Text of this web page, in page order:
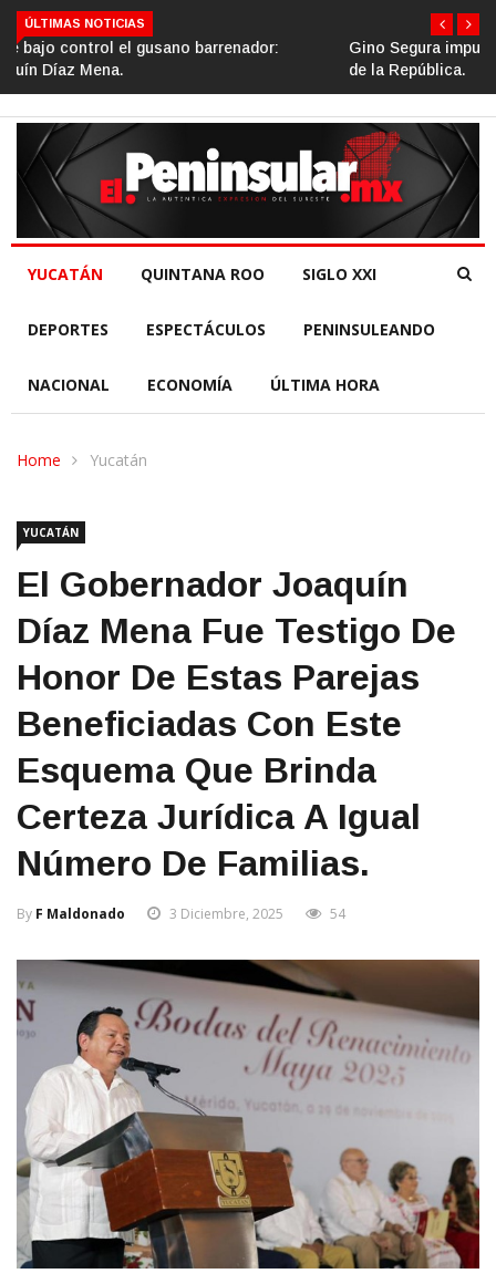
ÚLTIMAS NOTICIAS
Gino Segura impulsa el turismo comunitario desde el Senado
de la República.
YUCATÁN QUINTANA ROO SIGLO XXI
DEPORTES ESPECTÁCULOS PENINSULEANDO
NACIONAL ECONOMÍA ÚLTIMA HORA
Home Yucatán
YUCATÁN
El Gobernador Joaquín
Díaz Mena Fue Testigo De
Honor De Estas Parejas
Beneficiadas Con Este
Esquema Que Brinda
Certeza Jurídica A Igual
Número De Familias.
By F Maldonado 3 Diciembre, 2025 54